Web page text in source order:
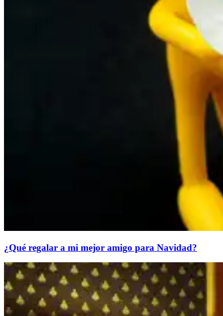
¿Qué regalar a mi mejor amigo para Navidad?